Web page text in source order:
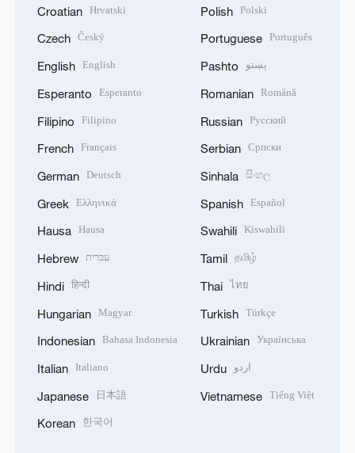
Croatian Hrvatski
Czech Český
English English
Esperanto Esperanto
Filipino Filipino
French Français
German Deutsch
Greek Ελληνικά
Hausa Hausa
Hebrew עברית
Hindi हिन्दी
Hungarian Magyar
Indonesian Bahasa Indonesia
Italian Italiano
Japanese 日本語
Korean 한국어
Polish Polski
Portuguese Português
Pashto پښتو
Romanian Română
Russian Русский
Serbian Српски
Sinhala සිංහල
Spanish Español
Swahili Kiswahili
Tamil தமிழ்
Thai ไทย
Turkish Türkçe
Ukrainian Українська
Urdu اردو
Vietnamese Tiếng Việt